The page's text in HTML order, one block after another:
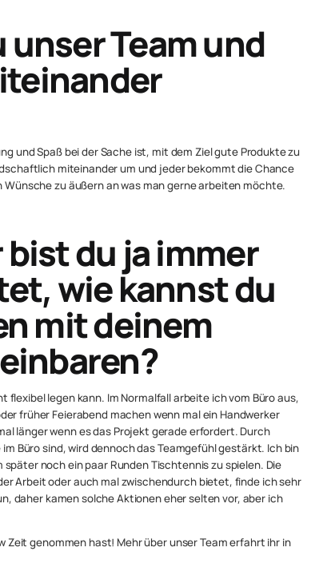
Team und
und Spaß bei der Sache ist, mit dem Ziel gute Produkte zu
miteinander um und jeder bekommt die Chance
zu äußern an was man gerne arbeiten möchte.
du ja immer
wie kannst du
mit deinem
flexibel legen kann. Im Normalfall arbeite ich vom Büro aus,
früher Feierabend machen wenn mal ein Handwerker
länger wenn es das Projekt gerade erfordert. Durch
Büro sind, wird dennoch das Teamgefühl gestärkt. Ich bin
noch ein paar Runden Tischtennis zu spielen. Die
Arbeit oder auch mal zwischendurch bietet, finde ich sehr
daher kamen solche Aktionen eher selten vor, aber ich
Zeit genommen hast! Mehr über unser Team erfahrt ihr in